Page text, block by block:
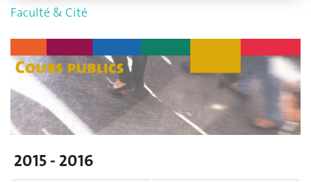
Faculté & Cité
2015 - 2016